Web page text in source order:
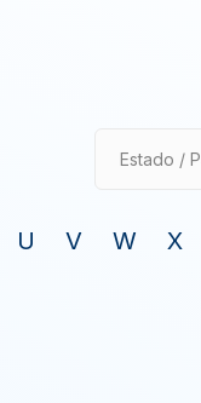
Estado /
U V W X